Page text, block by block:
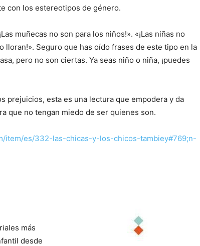
con los estereotipos de género.
muñecas no son para los niños!». «¡Las niñas no
lloran!». Seguro que has oído frases de este tipo en la
pero no son ciertas. Ya seas niño o niña, ¡puedes
prejuicios, esta es una lectura que empodera y da
que no tengan miedo de ser quienes son.
item/es/332-las-chicas-y-los-chicos-tambiey#769;n-
más
desde